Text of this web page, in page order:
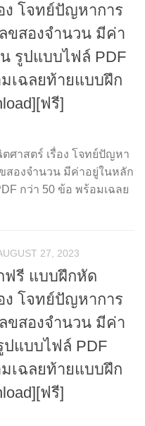
ง โจทย์ปัญหาการ
ขสองจำนวน มีค่า
รูปแบบไฟล์ PDF
เฉลยท้ายแบบฝึก
ฟรี]
ศาสตร์ เรื่อง โจทย์ปัญหา
สองจำนวน มีค่าอยู่ในหลัก
กว่า 50 ข้อ พร้อมเฉลย
27, 2023
ฟรี แบบฝึกหัด
ง โจทย์ปัญหาการ
ขสองจำนวน มีค่า
แบบไฟล์ PDF
เฉลยท้ายแบบฝึก
ฟรี]